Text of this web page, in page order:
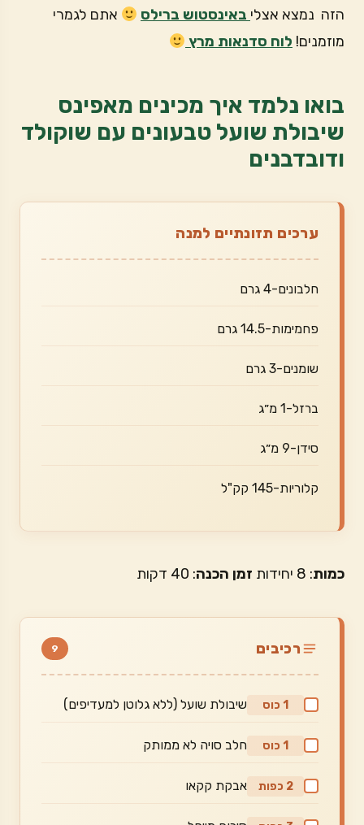
הזה נמצא אצלי באינסטוש ברילס
אתם לגמרי
מוזמנים! לוח סדנאות מרץ
בואו נלמד איך מכינים מאפינס
שיבולת שועל טבעונים עם שוקולד
ודובדבנים
ערכים תזונתיים למנה
חלבונים-4 גרם
פחמימות-14.5 גרם
שומנים-3 גרם
ברזל-1 מ״ג
סידן-9 מ״ג
קלוריות-145 קק"ל
כמות: 8 יחידות זמן הכנה: 40 דקות
רכיבים 9
1 כוס שיבולת שועל (ללא גלוטן למעדיפים)
1 כוס חלב סויה לא ממותק
2 כפות אבקת קקאו